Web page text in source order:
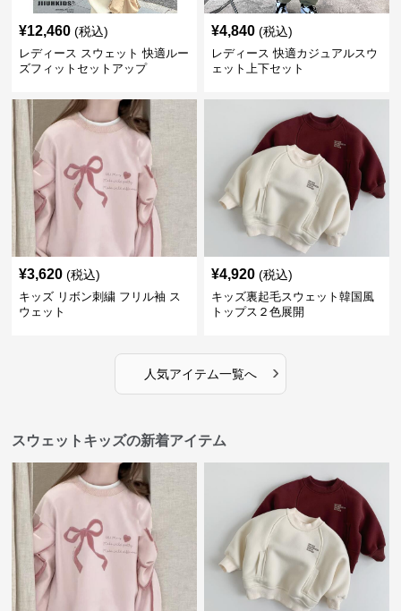
¥12,460 (税込)
レディース スウェット 快適ルー
ズフィットセットアップ
¥4,840 (税込)
レディース 快適カジュアルスウ
ェット上下セット
¥3,620 (税込)
キッズ リボン刺繍 フリル袖 ス
ウェット
¥4,920 (税込)
キッズ裏起毛スウェット韓国風
トップス２色展開
人気アイテム一覧へ ›
スウェットキッズの新着アイテム